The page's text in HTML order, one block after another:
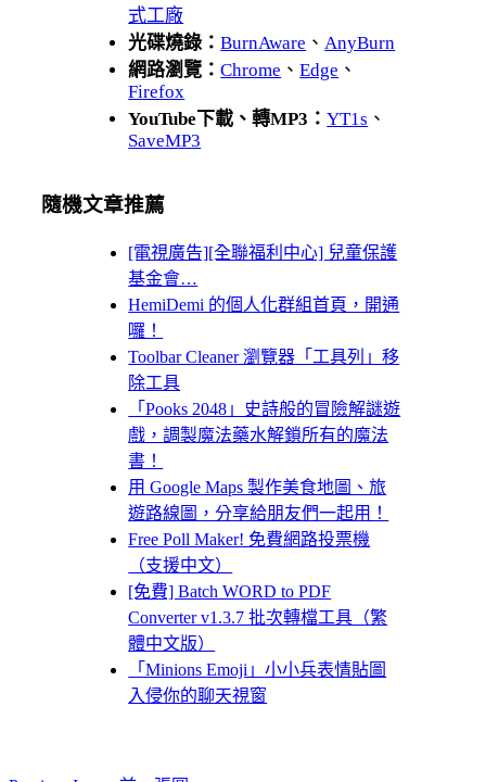
式工廠
光碟燒錄：BurnAware 、 AnyBurn
網路瀏覽：Chrome 、Edge 、
Firefox
YouTube下載、轉MP3：YT1s 、
SaveMP3
隨機文章推薦
[電視廣告][全聯福利中心] 兒童保護
基金會…
HemiDemi 的個人化群組首頁，開通
囉！
Toolbar Cleaner 瀏覽器「工具列」移
除工具
「Pooks 2048」史詩般的冒險解謎遊
戲，調製魔法藥水解鎖所有的魔法
書！
用 Google Maps 製作美食地圖、旅
遊路線圖，分享給朋友們一起用！
Free Poll Maker! 免費網路投票機
（支援中文）
[免費] Batch WORD to PDF
Converter v1.3.7 批次轉檔工具（繁
體中文版）
「Minions Emoji」小小兵表情貼圖
入侵你的聊天視窗